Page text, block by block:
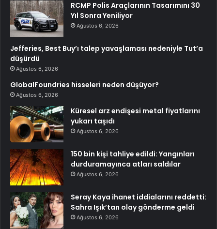
RCMP Polis Araçlarının Tasarımını 30
Yıl Sonra Yeniliyor
Ağustos 6, 2026
Jefferies, Best Buy’ı talep yavaşlaması nedeniyle Tut’a
düşürdü
Ağustos 6, 2026
GlobalFoundries hisseleri neden düşüyor?
Ağustos 6, 2026
Küresel arz endişesi metal fiyatlarını
yukarı taşıdı
Ağustos 6, 2026
150 bin kişi tahliye edildi: Yangınları
durduramayınca atları saldılar
Ağustos 6, 2026
Seray Kaya ihanet iddialarını reddetti:
Sahra Işık’tan olay gönderme geldi
Ağustos 6, 2026